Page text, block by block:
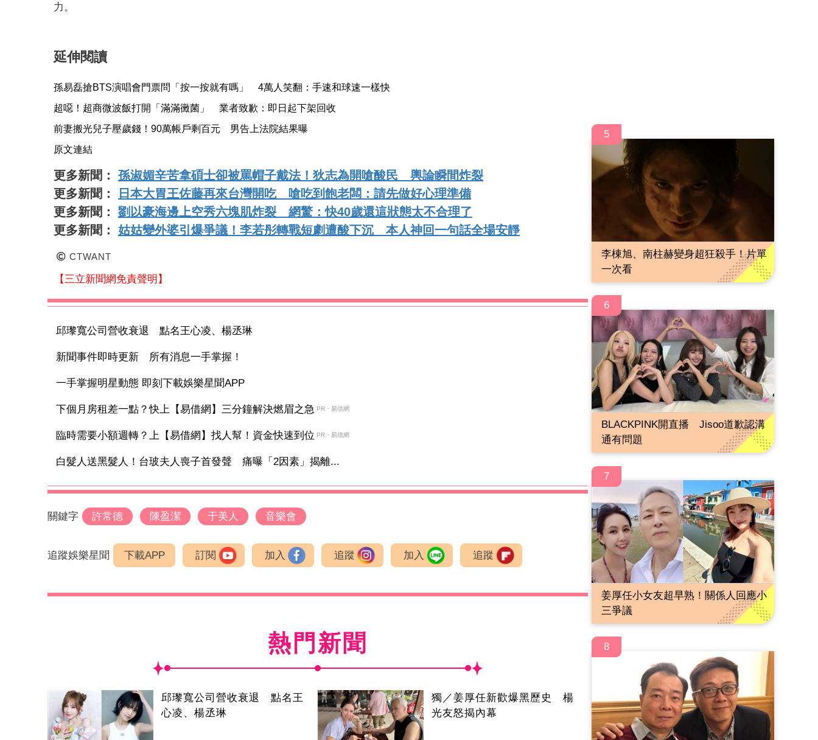
力。
延伸閱讀
孫易磊搶BTS演唱會門票問「按一按就有嗎」 4萬人笑翻：手速和球速一樣快
超噁！超商微波飯打開「滿滿黴菌」 業者致歉：即日起下架回收
前妻搬光兒子壓歲錢！90萬帳戶剩百元 男告上法院結果曝
原文連結
更多新聞： 孫淑媚辛苦拿碩士卻被罵帽子戴法！狄志為開嗆酸民 輿論瞬間炸裂
更多新聞：
日本大胃王佐藤再來台灣開吃 嗆吃到飽老闆：請先做好心理準備
更多新聞： 劉以豪海邊上空秀六塊肌炸裂 網驚：快40歲還這狀態太不合理了
更多新聞： 姑姑變外婆引爆爭議！李若彤轉戰短劇遭酸下沉 本人神回一句話全場安靜
CTWANT
【三立新聞網免責聲明】
邱瓈寬公司營收衰退 點名王心凌、楊丞琳
新聞事件即時更新 所有消息一手掌握！
一手掌握明星動態 即刻下載娛樂星聞APP
下個月房租差一點？快上【易借網】三分鐘解決燃眉之急 PR・易借網
臨時需要小額週轉？上【易借網】找人幫！資金快速到位 PR・易借網
白髮人送黑髮人！台玻夫人喪子首發聲 痛曝「2因素」揭離...
關鍵字 許常德 陳盈潔 于美人 音樂會
追蹤娛樂星聞 下載APP 訂閱 加入 追蹤 加入 追蹤
熱門新聞
邱瓈寬公司營收衰退 點名王
心凌、楊丞琳
獨／姜厚任新歡爆黑歷史 楊
光友怒揭內幕
5
李棟旭、南柱赫變身超狂殺手！片單
一次看
6
BLACKPINK開直播 Jisoo道歉認溝
通有問題
7
姜厚任小女友超早熟！關係人回應小
三爭議
8